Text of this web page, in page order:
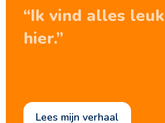
“Ik vind alles leuk
hier.”
lees mijn verhaal